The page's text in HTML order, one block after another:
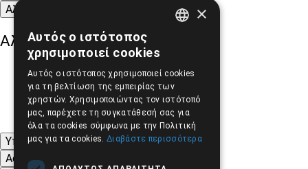
Αλλαγή Γραμματοσειράς
Αλλαγή Χρώματος
Υπογράμμιση συνδέσμων
Ασπρόμαυρες Εικόνες
×
Αυτός ο ιστότοπος
χρησιμοποιεί cookies
Αυτός ο ιστότοπος χρησιμοποιεί cookies
για τη βελτίωση της εμπειρίας των
χρηστών. Χρησιμοποιώντας τον ιστότοπό
μας, παρέχετε τη συγκατάθεσή σας για
όλα τα cookies σύμφωνα με την Πολιτική
μας για τα cookies. Διαβάστε περισσότερα